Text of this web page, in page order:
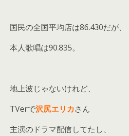
国民の全国平均店は86.430だが、
本人歌唱は90.835。
地上波じゃないけれど、
TVerで沢尻エリカさん
主演のドラマ配信してたし、